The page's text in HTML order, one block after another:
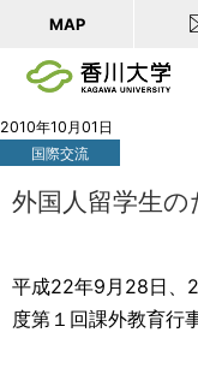
MAP
2010年10月01日
国際交流
外国人留学生
平成22年9月28日、
度第１回課外教育行